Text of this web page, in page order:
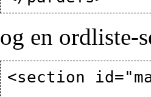
og en ordliste-
<section